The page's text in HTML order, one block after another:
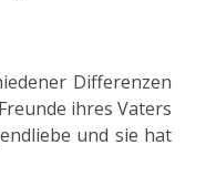
Differenzen
ihres Vaters
und sie hat